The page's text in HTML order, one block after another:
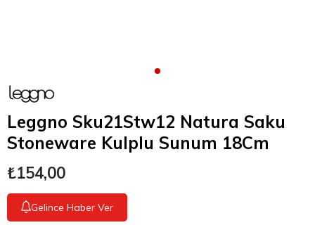
Leggno Sku21Stw12 Natura Saku
Stoneware Kulplu Sunum 18Cm
₺154,00
Gelince Haber Ver